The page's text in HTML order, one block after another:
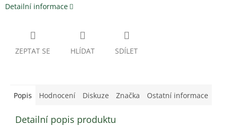
Detailní informace
ZEPTAT SE HLÍDAT SDÍLET
Popis Hodnocení Diskuze Značka Ostatní informace
Detailní popis produktu